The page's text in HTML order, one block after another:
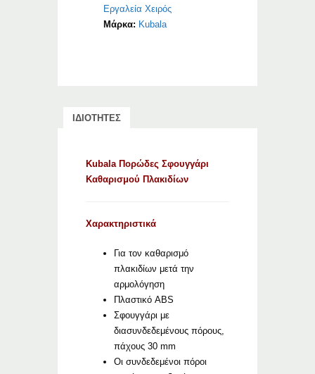
Εργαλεία Χειρός
Μάρκα: Kubala
ΙΔΙΟΤΗΤΕΣ
Kubala Πορώδες Σφουγγάρι
Καθαρισμού Πλακιδίων
Χαρακτηριστικά
Για τον καθαρισμό
πλακιδίων μετά την
αρμολόγηση
Πλαστικό ABS
Σφουγγάρι με
διασυνδεδεμένους πόρους,
πάχους 30 mm
Οι συνδεδεμένοι πόροι